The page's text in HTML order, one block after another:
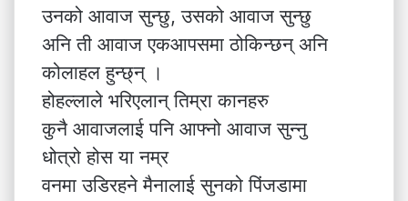
उनको आवाज सुन्छु, उसको आवाज सुन्छु
अनि ती आवाज एकआपसमा ठोकिन्छन् अनि
कोलाहल हुन्छ्न् ।
होहल्लाले भरिएलान् तिम्रा कानहरु
कुनै आवाजलाई पनि आफ्नो आवाज सुन्नु
धोत्रो होस या नम्र
वनमा उडिरहने मैनालाई सुनको पिंजडामा